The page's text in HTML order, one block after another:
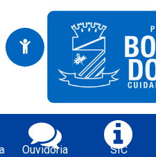
Portal da Prefeitura Municipal
Serviços da Prefeitura
Ouvidoria SIC